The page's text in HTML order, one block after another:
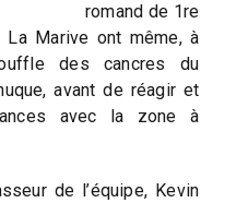
romand de 1re
Marive ont même, à
des cancres du
avant de réagir et
avec la zone à
de l’équipe, Kevin